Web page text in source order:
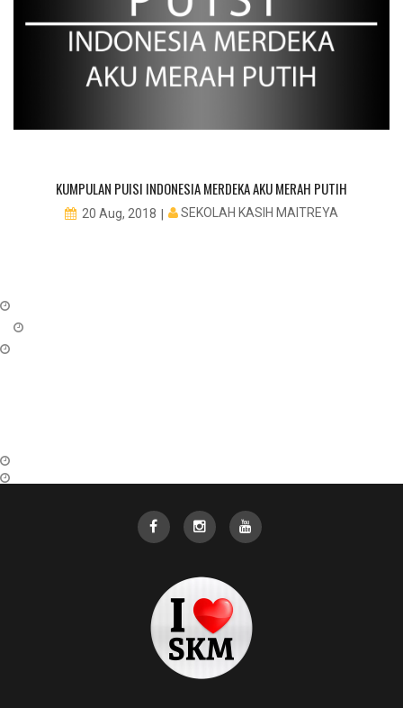
KUMPULAN PUISI INDONESIA MERDEKA AKU MERAH PUTIH
20 Aug, 2018 SEKOLAH KASIH MAITREYA